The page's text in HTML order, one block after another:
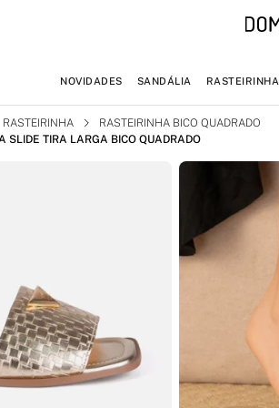
NOVIDADES SANDÁLIA RASTEIRINHA
RASTEIRINHA
RASTEIRINHA BICO QUADRADO
SLIDE TIRA LARGA BICO QUADRADO